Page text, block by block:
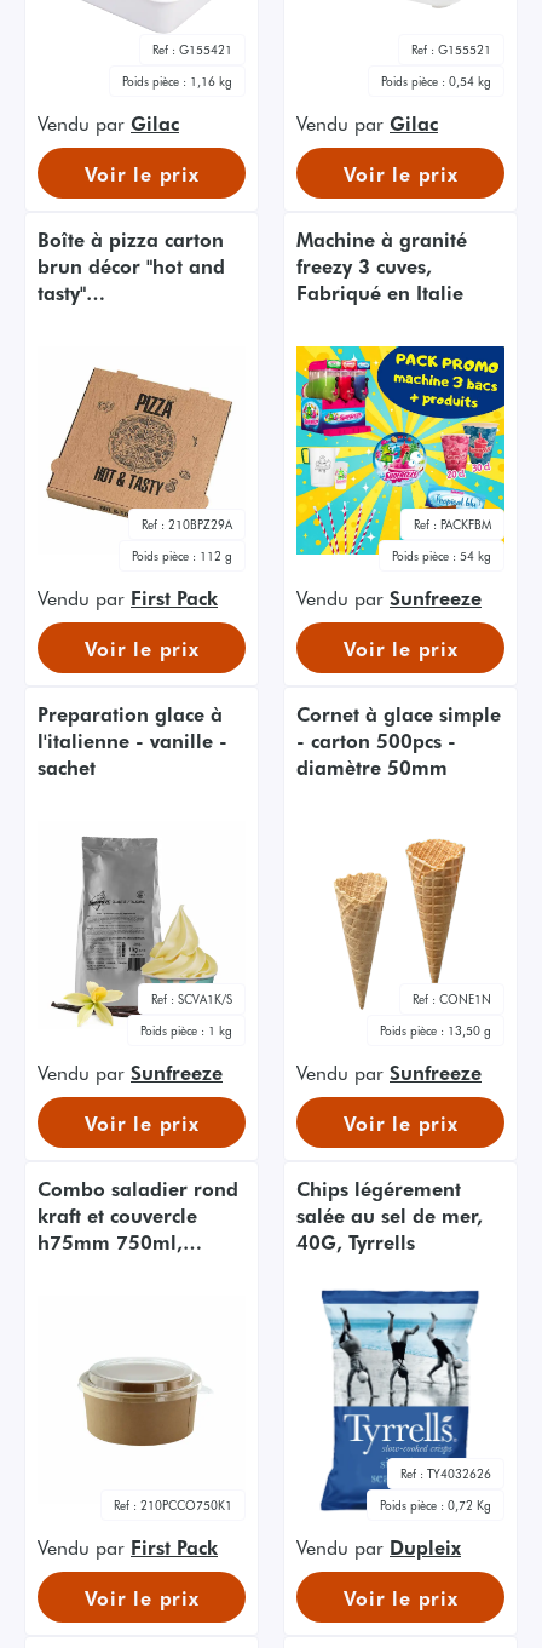
Ref : G155421
Poids pièce : 1,16 kg
Vendu par Gilac
Voir le prix
Ref : G155521
Poids pièce : 0,54 kg
Vendu par Gilac
Voir le prix
Boîte à pizza carton
brun décor "hot and
tasty"
Ref : 210BPZ29A
Poids pièce : 112 g
Vendu par First Pack
Voir le prix
Machine à granité
freezy 3 cuves,
Fabriqué en Italie
Ref : PACKFBM
Poids pièce : 54 kg
Vendu par Sunfreeze
Voir le prix
Preparation glace à
l'italienne - vanille -
sachet
Ref : SCVA1K/S
Poids pièce : 1 kg
Vendu par Sunfreeze
Voir le prix
Cornet à glace simple
- carton 500pcs -
diamètre 50mm
Ref : CONE1N
Poids pièce : 13,50 g
Vendu par Sunfreeze
Voir le prix
Combo saladier rond
kraft et couvercle
h75mm 750ml,
Ref : 210PCCO750K1
Vendu par First Pack
Voir le prix
Chips légérement
salée au sel de mer,
40G, Tyrrells
Ref : TY4032626
Poids pièce : 0,72 Kg
Vendu par Dupleix
Voir le prix